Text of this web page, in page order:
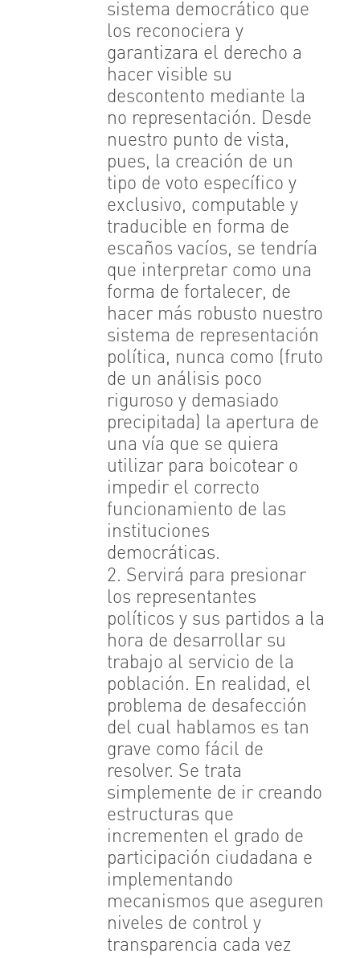
sistema democrático que
los reconociera y
garantizara el derecho a
hacer visible su
descontento mediante la
no representación. Desde
nuestro punto de vista,
pues, la creación de un
tipo de voto específico y
exclusivo, computable y
traducible en forma de
escaños vacíos, se tendría
que interpretar como una
forma de fortalecer, de
hacer más robusto nuestro
sistema de representación
política, nunca como (fruto
de un análisis poco
riguroso y demasiado
precipitada) la apertura de
una vía que se quiera
utilizar para boicotear o
impedir el correcto
funcionamiento de las
instituciones
democráticas.
2. Servirá para presionar
los representantes
políticos y sus partidos a la
hora de desarrollar su
trabajo al servicio de la
población. En realidad, el
problema de desafección
del cual hablamos es tan
grave como fácil de
resolver. Se trata
simplemente de ir creando
estructuras que
incrementen el grado de
participación ciudadana e
implementando
mecanismos que aseguren
niveles de control y
transparencia cada vez